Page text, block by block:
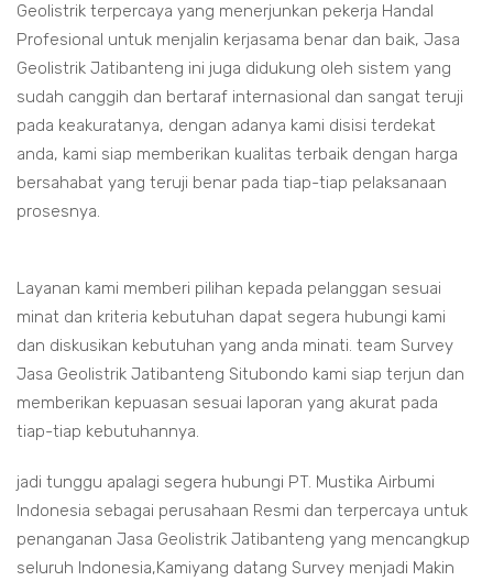
Geolistrik terpercaya yang menerjunkan pekerja Handal
Profesional untuk menjalin kerjasama benar dan baik, Jasa
Geolistrik Jatibanteng ini juga didukung oleh sistem yang
sudah canggih dan bertaraf internasional dan sangat teruji
pada keakuratanya, dengan adanya kami disisi terdekat
anda, kami siap memberikan kualitas terbaik dengan harga
bersahabat yang teruji benar pada tiap-tiap pelaksanaan
prosesnya.
Layanan kami memberi pilihan kepada pelanggan sesuai
minat dan kriteria kebutuhan dapat segera hubungi kami
dan diskusikan kebutuhan yang anda minati. team Survey
Jasa Geolistrik Jatibanteng Situbondo kami siap terjun dan
memberikan kepuasan sesuai laporan yang akurat pada
tiap-tiap kebutuhannya.
jadi tunggu apalagi segera hubungi PT. Mustika Airbumi
Indonesia sebagai perusahaan Resmi dan terpercaya untuk
penanganan Jasa Geolistrik Jatibanteng yang mencangkup
seluruh Indonesia,Kamiyang datang Survey menjadi Makin